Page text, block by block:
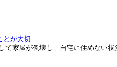
とが大切
て家屋が倒壊し、自宅に住めない状